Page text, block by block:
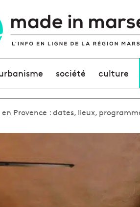
société culture
Provence : dates, lieux,